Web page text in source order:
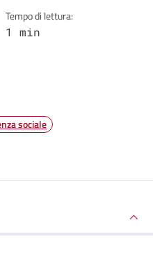
Tempo di lettura:
1 min
sociale